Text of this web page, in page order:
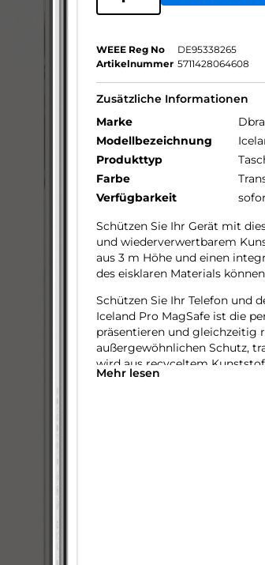
WEEE Reg No
DE95338265
Artikelnummer 5711428064608
Zusätzliche Informationen
Marke
Modellbezeichnung
Produkttyp
Farbe
Verfügbarkeit
Schützen Sie Ihr Gerät mit
und wiederverwertbarem
aus 3 m Höhe und einen
des eisklaren Materials
Schützen Sie Ihr Telefon und
Iceland Pro MagSafe ist die
präsentieren und gleichzeitig
außergewöhnlichen Schutz,
wird aus recyceltem
Mehr lesen